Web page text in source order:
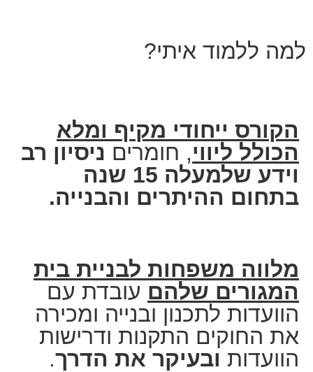
למה ללמוד איתי?
הקורס ייחודי מקיף ומלא
הכולל ליווי, חומרים ניסיון רב
וידע שלמעלה 15 שנה
בתחום ההיתרים והבנייה.
מלווה משפחות לבניית בית
המגורים שלהם עובדת עם
הוועדות לתכנון ובנייה ומכירה
את החוקים התקנות ודרישות
הוועדות ובעיקר את הדרך.